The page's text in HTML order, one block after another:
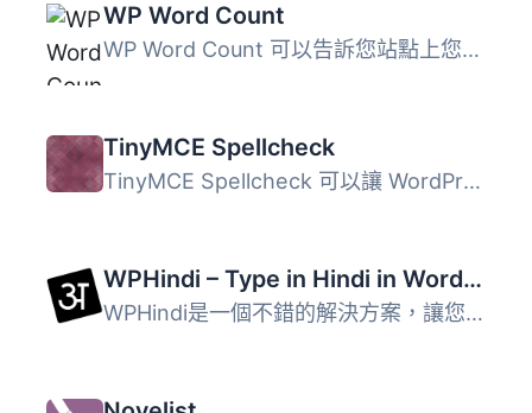
WP Word Count
WP Word Count 可以告訴您站點上您已經寫了多少字，並分月和...
TinyMCE Spellcheck
TinyMCE Spellcheck 可以讓 WordPress 3.6 以上版本的編輯器...
WPHindi – Type in Hindi in WordPress
WPHindi是一個不錯的解決方案，讓您可以在WordPress編輯器內...